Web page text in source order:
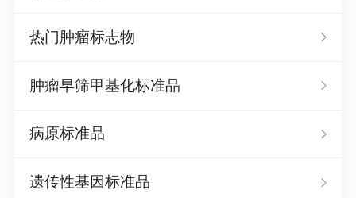
热门肿瘤标志物
肿瘤早筛甲基化标准品
病原标准品
遗传性基因标准品